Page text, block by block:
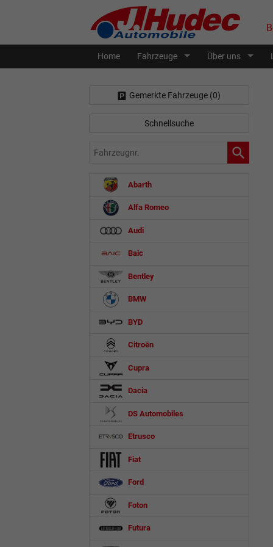
Home Fahrzeuge Über uns
Gemerkte Fahrzeuge (0)
Schnellsuche
Fahrzeugnr.
Abarth
Alfa Romeo
Audi
Baic
Bentley
BMW
BYD
Citroën
Cupra
Dacia
DS Automobiles
Etrusco
Fiat
Ford
Foton
Futura